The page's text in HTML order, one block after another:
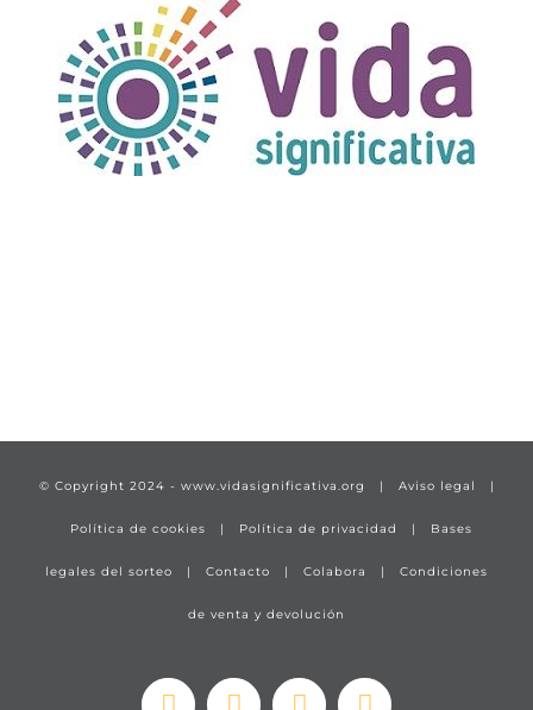
© Copyright 2024 - www.vidasignificativa.org | Aviso legal |
Política de cookies | Política de privacidad | Bases
legales del sorteo | Contacto | Colabora | Condiciones
de venta y devolución